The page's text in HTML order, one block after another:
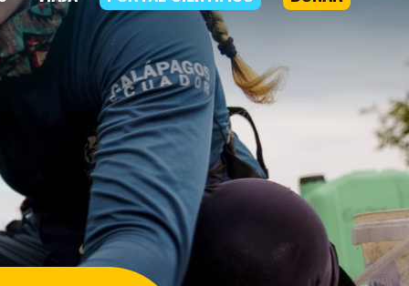
nuestro trabajo se basa en
que la naturaleza
a la comunidad
programas
ambiental